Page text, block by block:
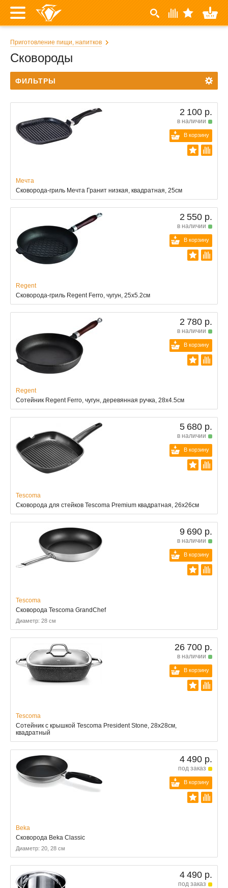
Приготовление пищи, напитков
Сковороды
ФИЛЬТРЫ
2 100 р.
в наличии
В корзину
Мечта
Сковорода-гриль Мечта Гранит низкая, квадратная, 25см
2 550 р.
в наличии
В корзину
Regent
Сковорода-гриль Regent Ferro, чугун, 25x5.2см
2 780 р.
в наличии
В корзину
Regent
Сотейник Regent Ferro, чугун, деревянная ручка, 28x4.5см
5 680 р.
в наличии
В корзину
Tescoma
Сковорода для стейков Tescoma Premium квадратная, 26x26см
9 690 р.
в наличии
В корзину
Tescoma
Сковорода Tescoma GrandChef
Диаметр: 28 см
26 700 р.
в наличии
В корзину
Tescoma
Сотейник с крышкой Tescoma President Stone, 28х28см,
квадратный
4 490 р.
под заказ
В корзину
Beka
Сковорода Beka Classic
Диаметр: 20, 28 см
4 490 р.
под заказ